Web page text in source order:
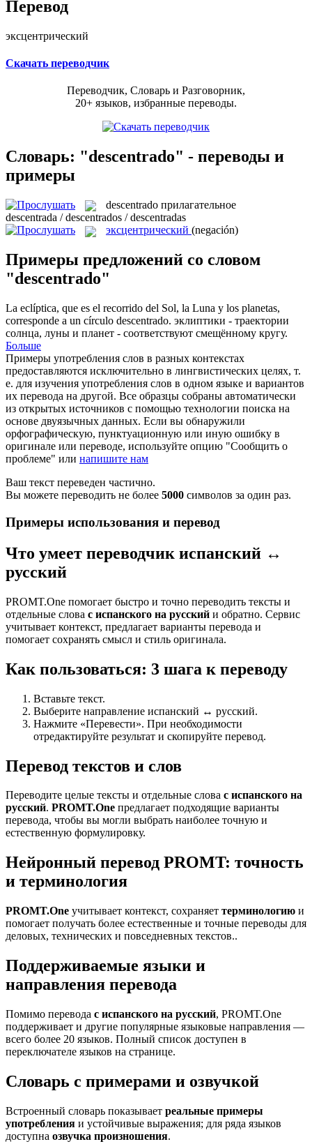
Перевод
эксцентрический
Скачать переводчик
Переводчик, Словарь и Разговорник,
20+ языков, избранные переводы.
Словарь: "descentrado" - переводы и
примеры
descentrado прилагательное
descentrada / descentrados / descentradas
эксцентрический (negación)
Примеры предложений со словом
"descentrado"
La eclíptica, que es el recorrido del Sol, la Luna y los planetas,
corresponde a un círculo descentrado. эклиптики - траектории
солнца, луны и планет - соответствуют смещённому кругу.
Больше
Примеры употребления слов в разных контекстах
предоставляются исключительно в лингвистических целях, т.
е. для изучения употребления слов в одном языке и вариантов
их перевода на другой. Все образцы собраны автоматически
из открытых источников с помощью технологии поиска на
основе двуязычных данных. Если вы обнаружили
орфографическую, пунктуационную или иную ошибку в
оригинале или переводе, используйте опцию "Сообщить о
проблеме" или напишите нам
Ваш текст переведен частично.
Вы можете переводить не более 5000 символов за один раз.
Примеры использования и перевод
Что умеет переводчик испанский ↔
русский
PROMT.One помогает быстро и точно переводить тексты и
отдельные слова с испанского на русский и обратно. Сервис
учитывает контекст, предлагает варианты перевода и
помогает сохранять смысл и стиль оригинала.
Как пользоваться: 3 шага к переводу
Вставьте текст.
Выберите направление испанский ↔ русский.
Нажмите «Перевести». При необходимости
отредактируйте результат и скопируйте перевод.
Перевод текстов и слов
Переводите целые тексты и отдельные слова с испанского на
русский. PROMT.One предлагает подходящие варианты
перевода, чтобы вы могли выбрать наиболее точную и
естественную формулировку.
Нейронный перевод PROMT: точность
и терминология
PROMT.One учитывает контекст, сохраняет терминологию и
помогает получать более естественные и точные переводы для
деловых, технических и повседневных текстов..
Поддерживаемые языки и
направления перевода
Помимо перевода с испанского на русский, PROMT.One
поддерживает и другие популярные языковые направления —
всего более 20 языков. Полный список доступен в
переключателе языков на странице.
Словарь с примерами и озвучкой
Встроенный словарь показывает реальные примеры
употребления и устойчивые выражения; для ряда языков
доступна озвучка произношения.